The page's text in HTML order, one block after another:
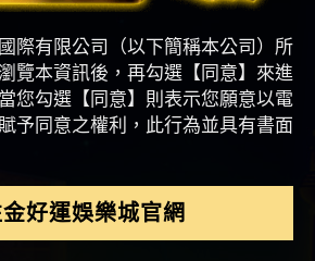
際有限公司（以下簡稱本公司）所
覽本資訊後，再勾選【同意】來進
您勾選【同意】則表示您願意以電
予同意之權利，此行為並具有書面
好運娛樂城官網